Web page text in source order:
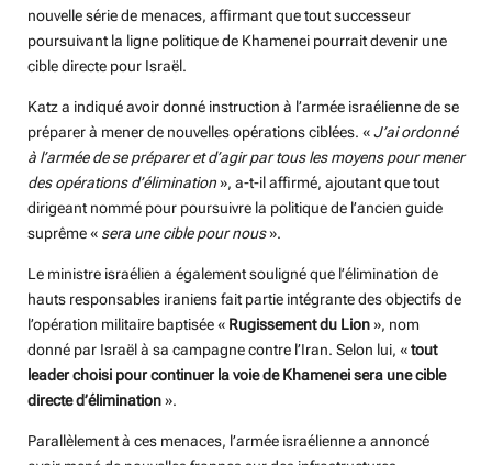
nouvelle série de menaces, affirmant que tout successeur
poursuivant la ligne politique de Khamenei pourrait devenir une
cible directe pour Israël.
Katz a indiqué avoir donné instruction à l’armée israélienne de se
préparer à mener de nouvelles opérations ciblées. «J’ai ordonné
à l’armée de se préparer et d’agir par tous les moyens pour mener
des opérations d’élimination», a-t-il affirmé, ajoutant que tout
dirigeant nommé pour poursuivre la politique de l’ancien guide
suprême « sera une cible pour nous».
Le ministre israélien a également souligné que l’élimination de
hauts responsables iraniens fait partie intégrante des objectifs de
l’opération militaire baptisée « Rugissement du Lion», nom
donné par Israël à sa campagne contre l’Iran. Selon lui, «tout
leader choisi pour continuer la voie de Khamenei sera une cible
directe d’élimination».
Parallèlement à ces menaces, l’armée israélienne a annoncé